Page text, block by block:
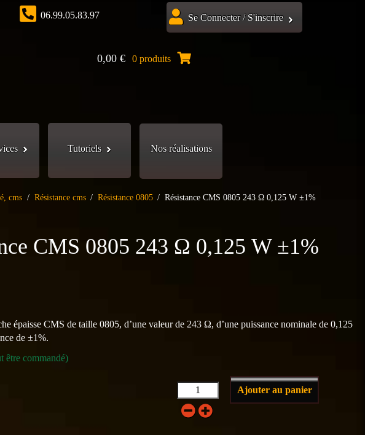
06.99.05.83.97
0,00€ 0 produits
Se Connecter / S'inscrire
Tutoriels Nos réalisations
cms / Résistance cms / Résistance 0805 / Résistance CMS 0805 243 Ω 0,125 W ±1%
CMS 0805 243 Ω 0,125 W ±1%
épaisse CMS de taille 0805, d’une valeur de 243 Ω, d’une puissance nominale de 0,125
de ±1%.
être commandé)
Ajouter au panier